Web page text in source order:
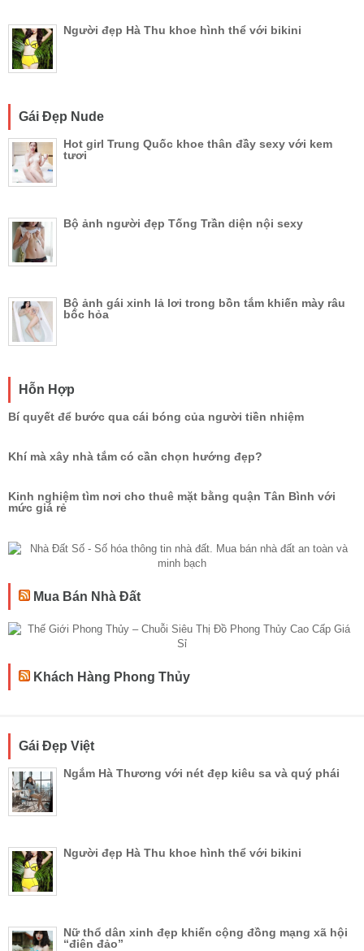
Người đẹp Hà Thu khoe hình thể với bikini
Gái Đẹp Nude
Hot girl Trung Quốc khoe thân đầy sexy với kem
tươi
Bộ ảnh người đẹp Tống Trần diện nội sexy
Bộ ảnh gái xinh lả lơi trong bồn tắm khiến mày râu
bốc hỏa
Hỗn Hợp
Bí quyết để bước qua cái bóng của người tiền nhiệm
Khí mà xây nhà tắm có cần chọn hướng đẹp?
Kinh nghiệm tìm nơi cho thuê mặt bằng quận Tân Bình với
mức giá rẻ
Mua Bán Nhà Đất
Khách Hàng Phong Thủy
Gái Đẹp Việt
Ngắm Hà Thương với nét đẹp kiêu sa và quý phái
Người đẹp Hà Thu khoe hình thể với bikini
Nữ thổ dân xinh đẹp khiến cộng đồng mạng xã hội
“điên đảo”